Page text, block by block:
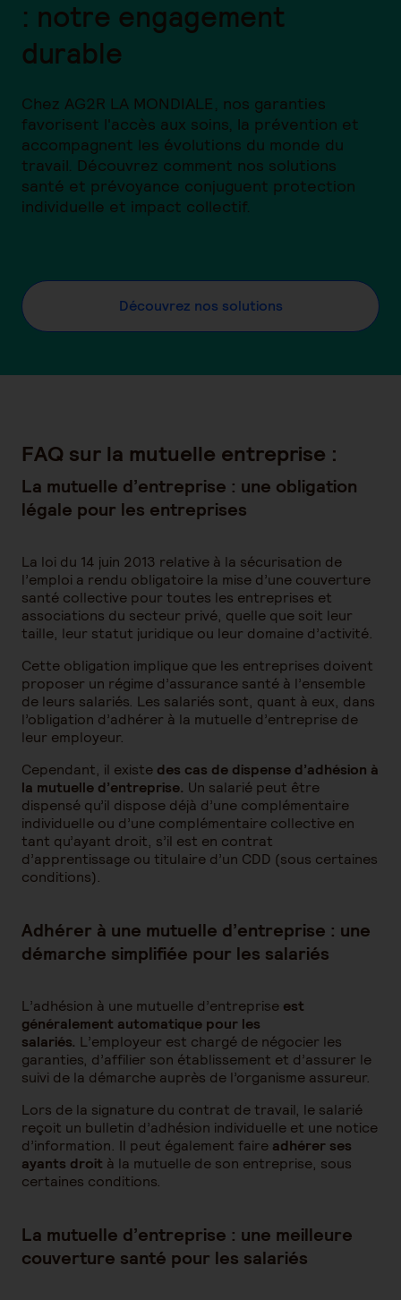
: notre engagement
durable
Chez AG2R LA MONDIALE, nos garanties
favorisent l'accès aux soins, la prévention et
accompagnent les évolutions du monde du
travail. Découvrez comment nos solutions
santé et prévoyance conjuguent protection
individuelle et impact collectif.
Découvrez nos solutions
FAQ sur la mutuelle entreprise :
La mutuelle d’entreprise : une obligation
légale pour les entreprises
La loi du 14 juin 2013 relative à la sécurisation de
l’emploi a rendu obligatoire la mise d’une couverture
santé collective pour toutes les entreprises et
associations du secteur privé, quelle que soit leur
taille, leur statut juridique ou leur domaine d’activité.
Cette obligation implique que les entreprises doivent
proposer un régime d’assurance santé à l’ensemble
de leurs salariés. Les salariés sont, quant à eux, dans
l’obligation d’adhérer à la mutuelle d’entreprise de
leur employeur.
Cependant, il existe des cas de dispense d’adhésion à
la mutuelle d’entreprise. Un salarié peut être
dispensé qu’il dispose déjà d’une complémentaire
individuelle ou d’une complémentaire collective en
tant qu’ayant droit, s’il est en contrat
d’apprentissage ou titulaire d’un CDD (sous certaines
conditions).
Adhérer à une mutuelle d’entreprise : une
démarche simplifiée pour les salariés
L’adhésion à une mutuelle d’entreprise est
généralement automatique pour les
salariés. L’employeur est chargé de négocier les
garanties, d’affilier son établissement et d’assurer le
suivi de la démarche auprès de l’organisme assureur.
Lors de la signature du contrat de travail, le salarié
reçoit un bulletin d’adhésion individuelle et une notice
d’information. Il peut également faire adhérer ses
ayants droit à la mutuelle de son entreprise, sous
certaines conditions.
La mutuelle d’entreprise : une meilleure
couverture santé pour les salariés